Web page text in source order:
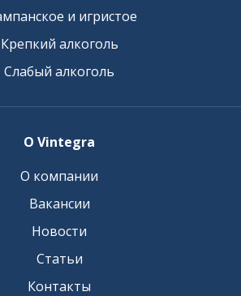
и игристое
Крепкий алкоголь
Слабый алкоголь
О Vintegra
О компании
Вакансии
Новости
Статьи
Контакты